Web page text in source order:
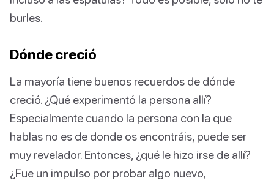
burles.
Dónde creció
La mayoría tiene buenos recuerdos de dónde
creció. ¿Qué experimentó la persona allí?
Especialmente cuando la persona con la que
hablas no es de donde os encontráis, puede ser
muy revelador. Entonces, ¿qué le hizo irse de allí?
¿Fue un impulso por probar algo nuevo,